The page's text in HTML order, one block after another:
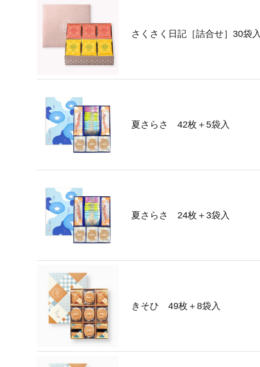
さくさく日記［詰合せ］30袋入
夏さらさ 42枚＋5袋入
夏さらさ 24枚＋3袋入
きそひ 49枚＋8袋入